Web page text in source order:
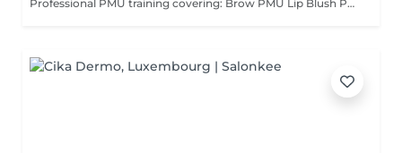
Professional PMU training covering: Brow PMU Lip Blush PMU Color Theory Skin Types Machine & Needle Selection Safety & Hygiene Practice & Live Demonstration Duration: 2 Days